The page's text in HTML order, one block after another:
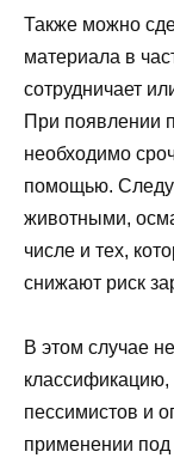
Также можно
материала в
сотрудничает
При появлении
необходимо
помощью.
животными,
числе и тех,
снижают риск
В этом случае
классификацию,
пессимистов и
применении под